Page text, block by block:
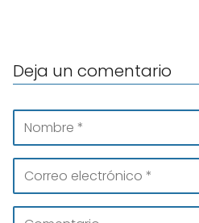
Deja un comentario